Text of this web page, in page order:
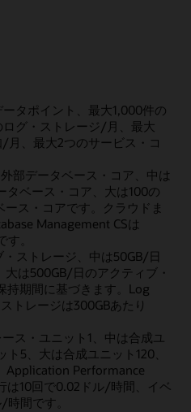
タポイント、最大1,000件の
グ・ストレージ/月、最大
月、最大2つのサービス・コ
部データベース・コア、中は
タベース・コア、大は100の
ス・コアです。クラウドま
Management CSは
。
ストレージ、中は50GB/日
は500GB/日のアクティブ・
持期間に基づきます。Log
トレージは300GBあたり
ス・ユニット1、中は合成ユ
5、大は合成ユニット120、
Application Performance
10回で0.02ドル/時間、イベ
間です。